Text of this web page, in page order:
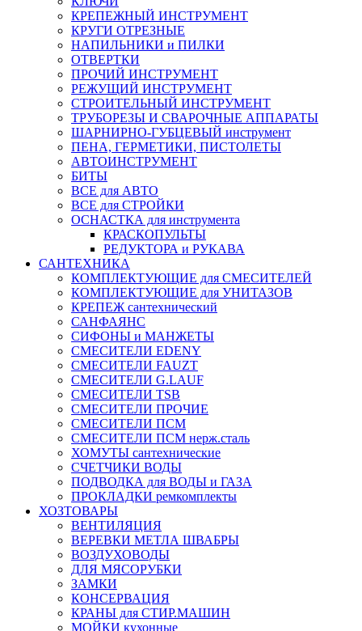
КРЕПЕЖНЫЙ ИНСТРУМЕНТ
КРУГИ ОТРЕЗНЫЕ
НАПИЛЬНИКИ и ПИЛКИ
ОТВЕРТКИ
ПРОЧИЙ ИНСТРУМЕНТ
РЕЖУЩИЙ ИНСТРУМЕНТ
СТРОИТЕЛЬНЫЙ ИНСТРУМЕНТ
ТРУБОРЕЗЫ И СВАРОЧНЫЕ АППАРАТЫ
ШАРНИРНО-ГУБЦЕВЫЙ инструмент
ПЕНА, ГЕРМЕТИКИ, ПИСТОЛЕТЫ
АВТОИНСТРУМЕНТ
БИТЫ
ВСЕ для АВТО
ВСЕ для СТРОЙКИ
ОСНАСТКА для инструмента
КРАСКОПУЛЬТЫ
РЕДУКТОРА и РУКАВА
САНТЕХНИКА
КОМПЛЕКТУЮЩИЕ для СМЕСИТЕЛЕЙ
КОМПЛЕКТУЮЩИЕ для УНИТАЗОВ
КРЕПЕЖ сантехнический
САНФАЯНС
СИФОНЫ и МАНЖЕТЫ
СМЕСИТЕЛИ EDENY
СМЕСИТЕЛИ FAUZT
СМЕСИТЕЛИ G.LAUF
СМЕСИТЕЛИ TSB
СМЕСИТЕЛИ ПРОЧИЕ
СМЕСИТЕЛИ ПСМ
СМЕСИТЕЛИ ПСМ нерж.сталь
ХОМУТЫ сантехнические
СЧЕТЧИКИ ВОДЫ
ПОДВОДКА для ВОДЫ и ГАЗА
ПРОКЛАДКИ ремкомплекты
ХОЗТОВАРЫ
ВЕНТИЛЯЦИЯ
ВЕРЕВКИ МЕТЛА ШВАБРЫ
ВОЗДУХОВОДЫ
ДЛЯ МЯСОРУБКИ
ЗАМКИ
КОНСЕРВАЦИЯ
КРАНЫ для СТИР.МАШИН
МОЙКИ кухонные